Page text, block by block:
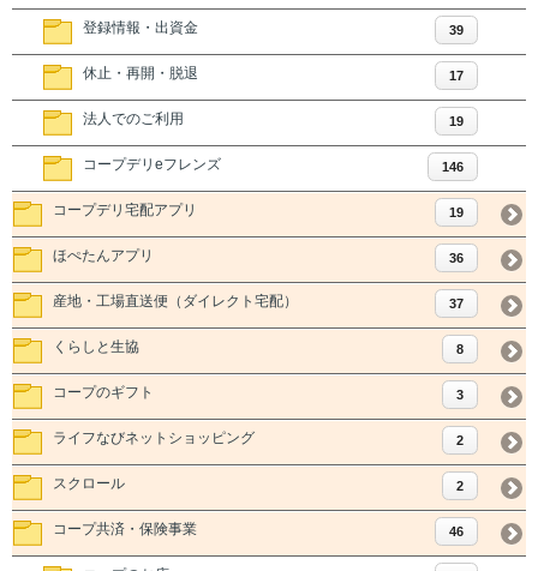
登録情報・出資金 39
休止・再開・脱退 17
法人でのご利用 19
コープデリeフレンズ 146
コープデリ宅配アプリ 19
ほぺたんアプリ 36
産地・工場直送便（ダイレクト宅配） 37
くらしと生協 8
コープのギフト 3
ライフなびネットショッピング 2
スクロール 2
コープ共済・保険事業 46